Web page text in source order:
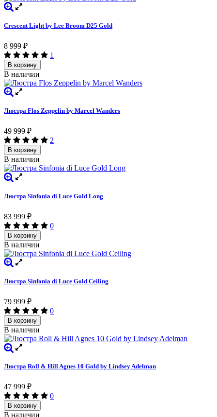
Crescent Light by Lee Broоm D25 Gold
8 999 ₽
1
В корзину
В наличии
Люстра Flos Zeppelin by Marcel Wanders
49 999 ₽
2
В корзину
В наличии
Люстра Sinfonia di Luce Gold Long
83 999 ₽
0
В корзину
В наличии
Люстра Sinfonia di Luce Gold Ceiling
79 999 ₽
0
В корзину
В наличии
Люстра Roll & Hill Agnes 10 Gold by Lindsey Adelman
47 999 ₽
0
В корзину
В наличии